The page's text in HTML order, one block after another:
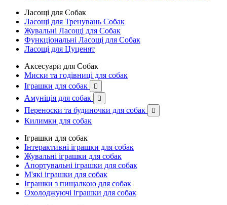
Ласощі для Собак
Ласощі для Тренувань Собак
Жувальні Ласощі для Собак
Функціональні Ласощі для Собак
Ласощі для Цуценят
Аксесуари для Собак
Миски та годівниці для собак
Іграшки для собак

Амуніція для собак 
Переноски та будиночки для собак 
Килимки для собак
Іграшки для собак
Інтерактивні іграшки для собак
Жувальні іграшки для собак
Апортувальні іграшки для собак
М'які іграшки для собак
Іграшки з пищалкою для собак
Охолоджуючі іграшки для собак